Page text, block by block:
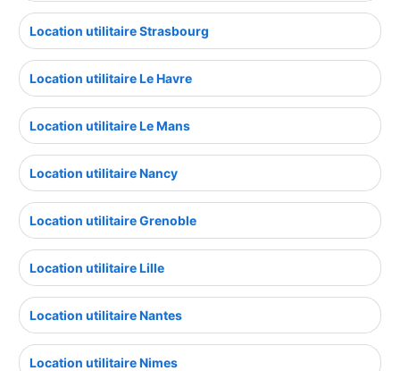
Location utilitaire Strasbourg
Location utilitaire Le Havre
Location utilitaire Le Mans
Location utilitaire Nancy
Location utilitaire Grenoble
Location utilitaire Lille
Location utilitaire Nantes
Location utilitaire Nimes